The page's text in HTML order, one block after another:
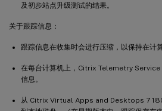
及初步站点升级测试的结果。
关于跟踪信息：
跟踪信息在收集时会进行压缩，以保持在计
在每台计算机上，Citrix Telemetry Service
信息。
从 Citrix Virtual Apps and Desktops 7